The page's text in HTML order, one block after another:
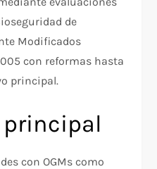
de
Modificados
con reformas hasta
principal.
principal
con OGMs como